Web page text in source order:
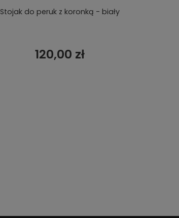
Stojak do peruk z koronką - biały
120,00 zł